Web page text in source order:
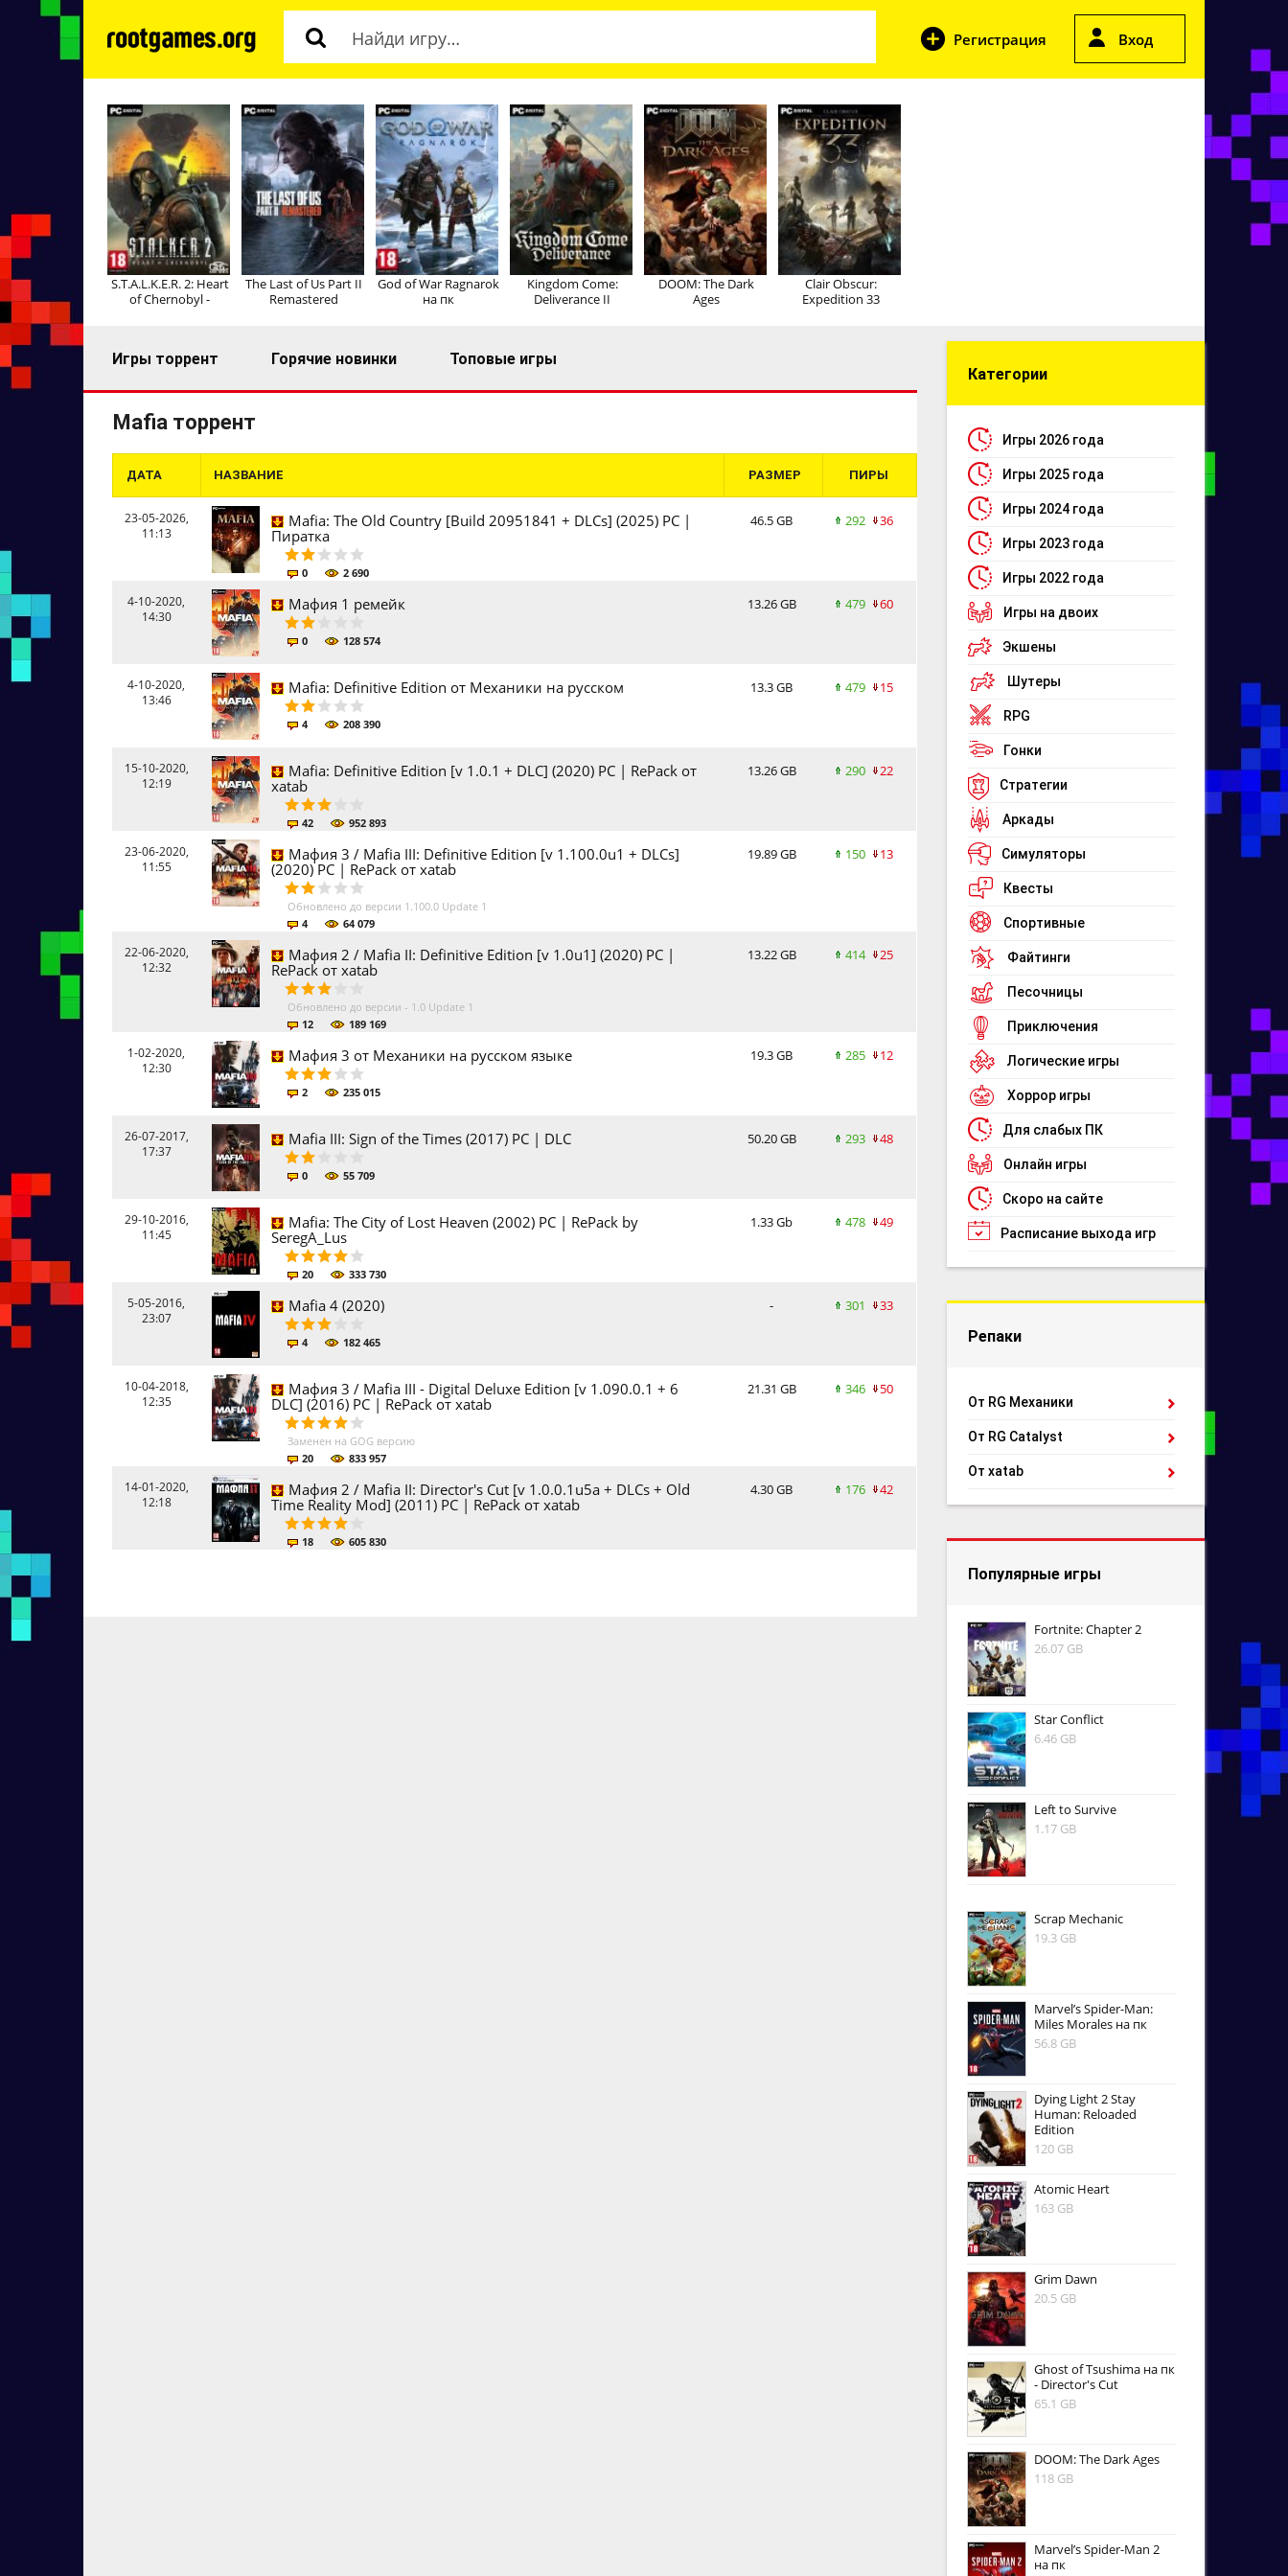
Регистрация Вход
S.T.A.L.K.E.R. 2: Heart
of Chernobyl -
The Last of Us Part II
Remastered
God of War Ragnarok
на пк
Kingdom Come:
Deliverance II
DOOM: The Dark
Ages
Clair Obscur:
Expedition 33
Игры торрент Горячие новинки Топовые игры
Mafia торрент
ДАТА НАЗВАНИЕ РАЗМЕР ПИРЫ
23-05-2026,
11:13
Mafia: The Old Country [Build 20951841 + DLCs] (2025) PC |
Пиратка
0 2 690
46.5 GB 292 36
4-10-2020,
14:30
Мафия 1 ремейк
0 128 574
13.26 GB 479 60
4-10-2020,
13:46
Mafia: Definitive Edition от Механики на русском
4 208 390
13.3 GB 479 15
15-10-2020,
12:19
Mafia: Definitive Edition [v 1.0.1 + DLC] (2020) PC | RePack от
xatab
42 952 893
13.26 GB 290 22
23-06-2020,
11:55
Мафия 3 / Mafia III: Definitive Edition [v 1.100.0u1 + DLCs]
(2020) PC | RePack от xatab
Обновлено до версии 1.100.0 Update 1
4
64 079
19.89 GB 150 13
22-06-2020,
12:32
Мафия 2 / Mafia II: Definitive Edition [v 1.0u1] (2020) PC |
RePack от xatab
Обновлено до версии - 1.0 Update 1
12
189 169
13.22 GB 414 25
1-02-2020,
12:30
Мафия 3 от Механики на русском языке
2 235 015
19.3 GB 285 12
26-07-2017,
17:37
Mafia III: Sign of the Times (2017) PC | DLC
0 55 709
50.20 GB 293 48
29-10-2016,
11:45
Mafia: The City of Lost Heaven (2002) PC | RePack by
SeregA_Lus
20 333 730
1.33 Gb 478 49
5-05-2016,
23:07
Mafia 4 (2020)
4 182 465
- 301 33
10-04-2018,
12:35
Мафия 3 / Mafia III - Digital Deluxe Edition [v 1.090.0.1 + 6
DLC] (2016) PC | RePack от xatab
Заменен на GOG версию
20
833 957
21.31 GB 346 50
14-01-2020,
12:18
Мафия 2 / Mafia II: Director's Cut [v 1.0.0.1u5a + DLCs + Old
Time Reality Mod] (2011) PC | RePack от xatab
18 605 830
4.30 GB 176 42
Категории
Игры 2026 года
Игры 2025 года
Игры 2024 года
Игры 2023 года
Игры 2022 года
Игры на двоих
Экшены
Шутеры
RPG
Гонки
Стратегии
Аркады
Симуляторы
Квесты
Спортивные
Файтинги
Песочницы
Приключения
Логические игры
Хоррор игры
Для слабых ПК
Онлайн игры
Скоро на сайте
Расписание выхода игр
Репаки
От RG Механики
От RG Catalyst
От xatab
Популярные игры
Fortnite: Chapter 2
26.07 GB
Star Conflict
6.46 GB
Left to Survive
1.17 GB
Scrap Mechanic
19.3 GB
Marvel’s Spider-Man:
Miles Morales на пк
56.8 GB
Dying Light 2 Stay
Human: Reloaded
Edition
120 GB
Atomic Heart
163 GB
Grim Dawn
20.5 GB
Ghost of Tsushima на пк
- Director's Cut
65.1 GB
DOOM: The Dark Ages
118 GB
Marvel’s Spider-Man 2
на пк